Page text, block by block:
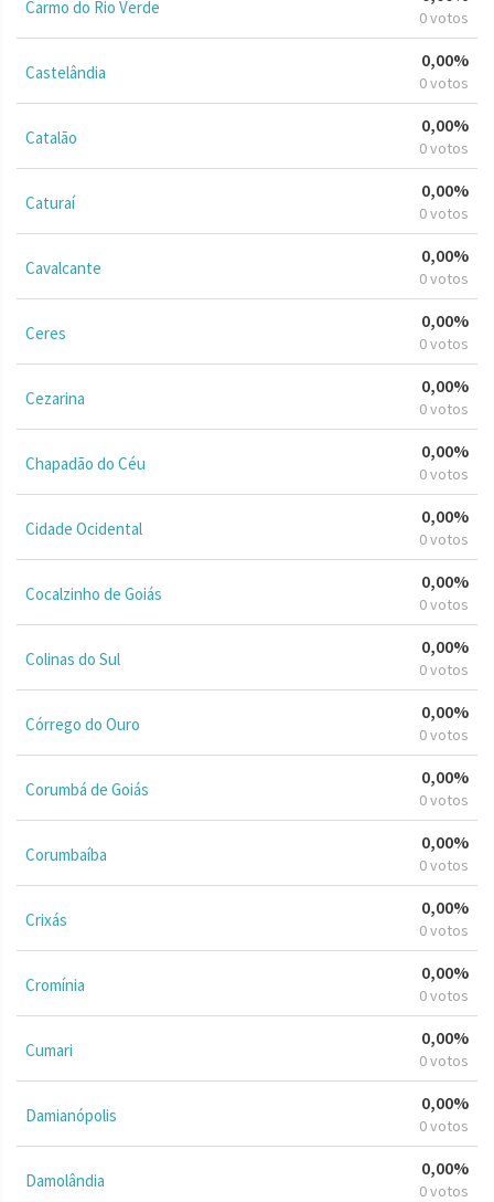
Carmo do Rio Verde 0 votos
Castelândia
0,00%
0 votos
Catalão
0,00%
0 votos
Caturaí
0,00%
0 votos
Cavalcante
0,00%
0 votos
Ceres
0,00%
0 votos
Cezarina
0,00%
0 votos
Chapadão do Céu
0,00%
0 votos
Cidade Ocidental
0,00%
0 votos
Cocalzinho de Goiás
0,00%
0 votos
Colinas do Sul
0,00%
0 votos
Córrego do Ouro
0,00%
0 votos
Corumbá de Goiás
0,00%
0 votos
Corumbaíba
0,00%
0 votos
Crixás
0,00%
0 votos
Cromínia
0,00%
0 votos
Cumari
0,00%
0 votos
Damianópolis
0,00%
0 votos
Damolândia
0,00%
0 votos